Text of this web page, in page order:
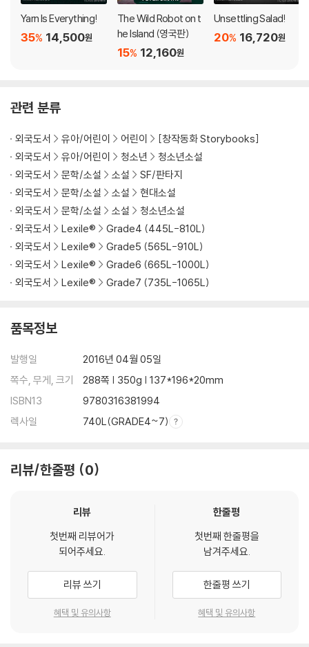
ers that she is alone on a remote, wild island. She has no idea h
ow she got there or what her purpose is--but she knows she
needs to survive. After battling a fierce storm and escaping a
vicious bear attack, she realizes that her only hope for survival
As Roz slowly befriends the animals, the island starts to feel li
back to haunt her.
From bestselling and award-winning author and illustrator Pet
er Brown comes a heartwarming and action-packed novel ab
out what happens when nature and technology collide.
Yarn Is Everything!
14,500원
35%
The Wild Robot on t
he Island (영국판)
12,160원
15%
Unsettling Salad!
16,720원
20%
관련 분류
외국도서 유아/어린이 어린이
[창작동화 Storybooks]
외국도서
유아/어린이 청소년
청소년소설
외국도서
문학/소설 소설
SF/판타지
외국도서
문학/소설 소설
현대소설
외국도서
문학/소설 소설
청소년소설
외국도서
Lexile®
Grade4 (445L-810L)
외국도서
Lexile®
Grade5 (565L-910L)
외국도서
Lexile®
Grade6 (665L-1000L)
외국도서
Lexile® Grade7 (735L-1065L)
품목정보
발행일
2016년 04월 05일
쪽수, 무게, 크기
288쪽 | 350g | 137*196*20mm
ISBN13
9780316381994
렉사일
740L(GRADE4~7)
리뷰/한줄평 0
리뷰
첫번째 리뷰어가
되어주세요.
리뷰 쓰기
혜택 및 유의사항
한줄평
첫번째 한줄평을
남겨주세요.
한줄평 쓰기
혜택 및 유의사항